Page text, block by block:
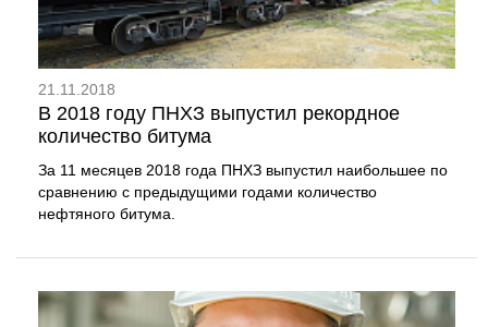
21.11.2018
В 2018 году ПНХЗ выпустил рекордное
количество битума
За 11 месяцев 2018 года ПНХЗ выпустил наибольшее по
сравнению с предыдущими годами количество
нефтяного битума.